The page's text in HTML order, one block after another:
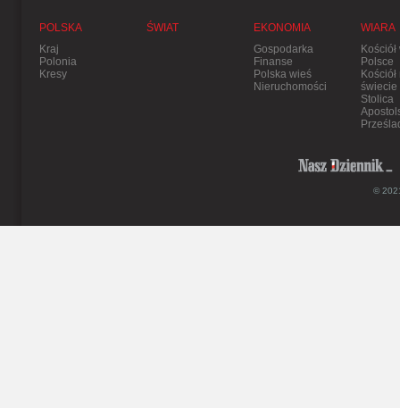
POLSKA
Kraj
Polonia
Kresy
ŚWIAT
EKONOMIA
Gospodarka
Finanse
Polska wieś
Nieruchomości
WIARA
Kościół
Polsce
Kościół
świecie
Stolica
©